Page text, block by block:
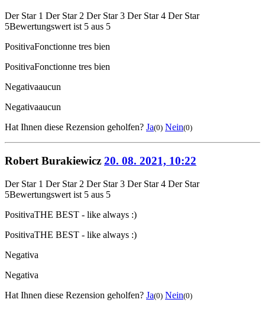
Der Star 1 Der Star 2 Der Star 3 Der Star 4 Der Star
5Bewertungswert ist 5 aus 5
PositivaFonctionne tres bien
PositivaFonctionne tres bien
Negativaaucun
Negativaaucun
Hat Ihnen diese Rezension geholfen? Ja(0) Nein(0)
Robert Burakiewicz 20. 08. 2021, 10:22
Der Star 1 Der Star 2 Der Star 3 Der Star 4 Der Star
5Bewertungswert ist 5 aus 5
PositivaTHE BEST - like always :)
PositivaTHE BEST - like always :)
Negativa
Negativa
Hat Ihnen diese Rezension geholfen? Ja(0) Nein(0)